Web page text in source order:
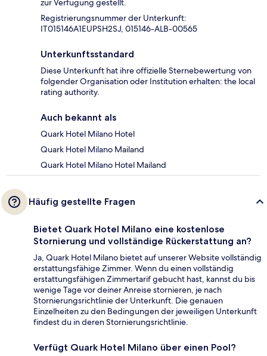
zur Verfügung gestellt.
Registrierungsnummer der Unterkunft:
IT015146A1EUPSH2SJ, 015146-ALB-00565
Unterkunftsstandard
Diese Unterkunft hat ihre offizielle Sternebewertung von
folgender Organisation oder Institution erhalten: the local
rating authority.
Auch bekannt als
Quark Hotel Milano Hotel
Quark Hotel Milano Mailand
Quark Hotel Milano Hotel Mailand
Häufig gestellte Fragen
Bietet Quark Hotel Milano eine kostenlose
Stornierung und vollständige Rückerstattung an?
Ja, Quark Hotel Milano bietet auf unserer Website vollständig
erstattungsfähige Zimmer. Wenn du einen vollständig
erstattungsfähigen Zimmertarif gebucht hast, kannst du bis
wenige Tage vor deiner Anreise stornieren, je nach
Stornierungsrichtlinie der Unterkunft. Die genauen
Einzelheiten zu den Bedingungen der jeweiligen Unterkunft
findest du in deren Stornierungsrichtlinie.
Verfügt Quark Hotel Milano über einen Pool?